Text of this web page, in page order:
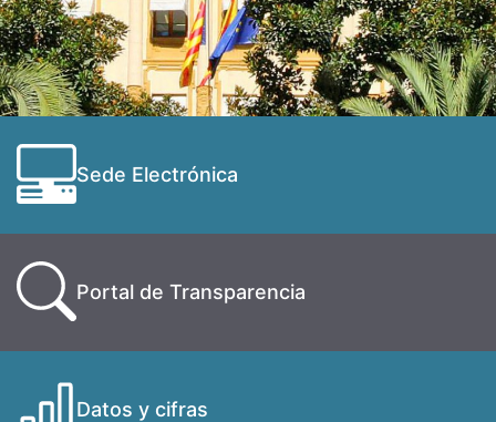
Sede Electrónica
Portal de Transparencia
Datos y cifras